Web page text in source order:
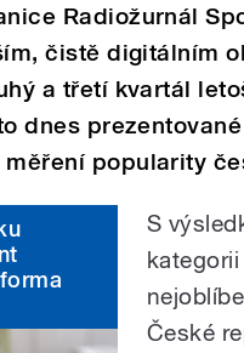
Radiožurnál
čistě digitálním
a třetí kvartál
dnes
popularity
S
České